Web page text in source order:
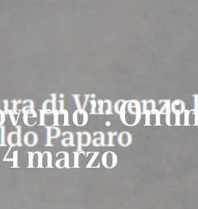
Sicilia”:
pubblica